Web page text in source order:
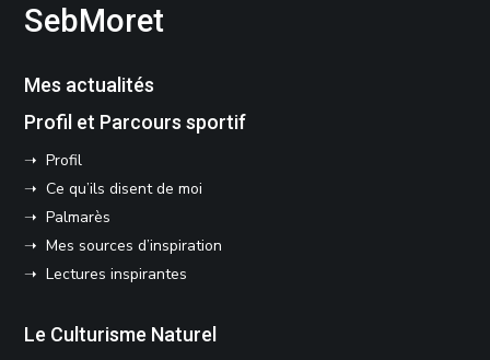
SebMoret
Mes actualités
Profil et Parcours sportif
➝ Profil
➝ Ce qu’ils disent de moi
➝ Palmarès
➝ Mes sources d’inspiration
➝ Lectures inspirantes
Le Culturisme Naturel